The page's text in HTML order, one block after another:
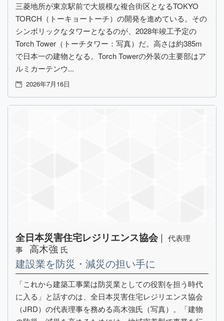
三菱地所が東京駅前で大規模な複合街区となるTOKYO
TORCH（トーキョートーチ）の開発を進めている。その
シンボリックなタワーとなるのが、2028年竣工予定の
Torch Tower（トーチタワー：写真）だ。高さは約385m
で日本一の建物となる。Torch Towerの外装の主要部はア
ルミカーテンウ...
2026年7月16日
全日本災害住宅レジリエンス協会| 代表理
事
高木強 氏
建設業を防災・減災の担い手に
「これから建築工事業は防災業としての役割を担う時代
に入る」と話すのは、全日本災害住宅レジリエンス協会
（JRD）の代表理事を務める高木強氏（写真）。「建物